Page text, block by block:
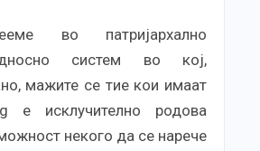
во патријархално
систем во кој,
мажите се тие кои имаат
е исклучително родова
некого да се нарече